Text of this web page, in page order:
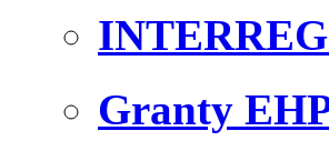
Granty